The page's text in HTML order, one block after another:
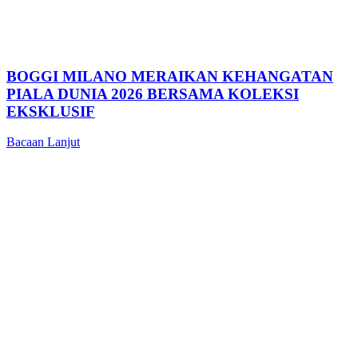
BOGGI MILANO MERAIKAN KEHANGATAN
PIALA DUNIA 2026 BERSAMA KOLEKSI
EKSKLUSIF
Bacaan Lanjut